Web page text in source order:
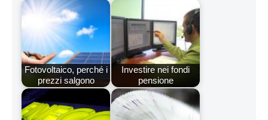
Fotovoltaico, perché i
prezzi salgono
Investire nei fondi
pensione